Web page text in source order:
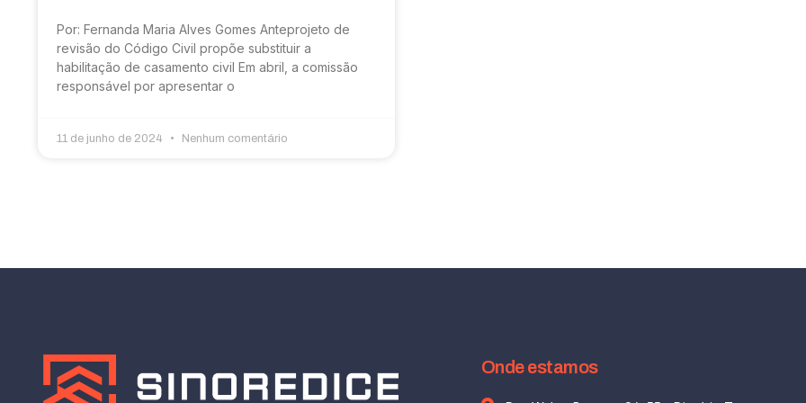
Por: Fernanda Maria Alves Gomes Anteprojeto de
revisão do Código Civil propõe substituir a
habilitação de casamento civil Em abril, a comissão
responsável por apresentar o
11 de junho de 2024 Nenhum comentário
Onde estamos